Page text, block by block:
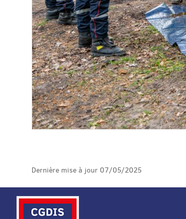
Dernière mise à jour 07/05/2025